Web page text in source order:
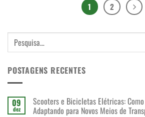
1 2
POSTAGENS RECENTES
09
dez
Scooters e Bicicletas Elétricas:
Adaptando para Novos Meios de